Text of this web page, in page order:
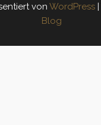
von WordPress |
Blog